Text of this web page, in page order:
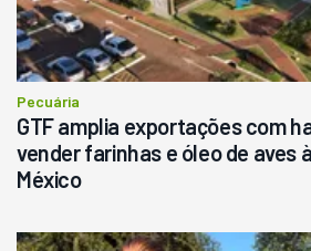
Pecuária
GTF amplia exportações com
vender farinhas e óleo de aves
México